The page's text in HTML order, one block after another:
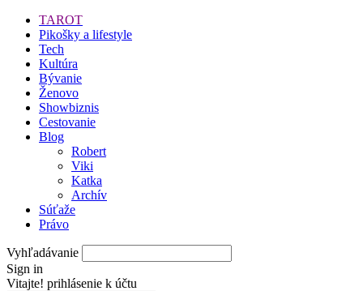
TAROT
Pikošky a lifestyle
Tech
Kultúra
Bývanie
Ženovo
Showbiznis
Cestovanie
Blog
Robert
Viki
Katka
Archív
Súťaže
Právo
Vyhľadávanie
Sign in
Vitajte! prihlásenie k účtu